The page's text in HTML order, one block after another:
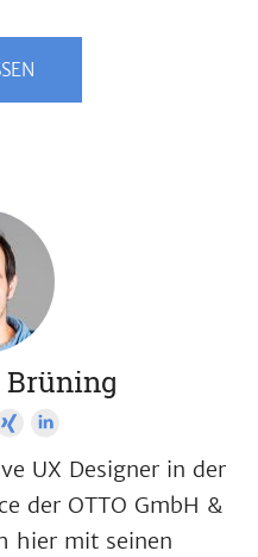
Brüning
UX Designer in der
der OTTO GmbH &
hier mit seinen